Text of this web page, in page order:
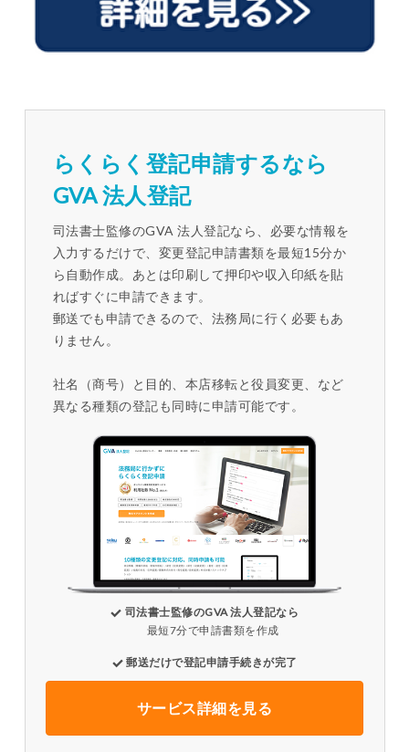
らくらく登記申請するなら
GVA 法人登記
司法書士監修のGVA 法人登記なら、必要な情報を
入力するだけで、変更登記申請書類を最短15分か
ら自動作成。あとは印刷して押印や収入印紙を貼
ればすぐに申請できます。
郵送でも申請できるので、法務局に行く必要もあ
りません。
社名（商号）と目的、本店移転と役員変更、など
異なる種類の登記も同時に申請可能です。
司法書士監修のGVA 法人登記なら
最短7分で申請書類を作成
郵送だけで登記申請手続きが完了
サービス詳細を見る